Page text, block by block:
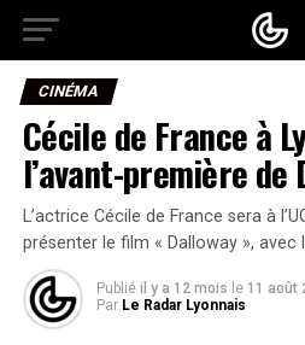
CINÉMA
Cécile de France à
l’avant-première de
L’actrice Cécile de France sera à
présenter le film « Dalloway », avec
Publié il y a 12 mois le 11 août
Par Le Radar Lyonnais